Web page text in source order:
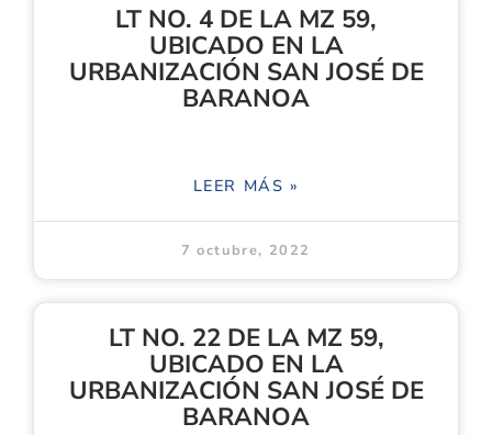
LT NO. 4 DE LA MZ 59,
UBICADO EN LA
URBANIZACIÓN SAN JOSÉ DE
BARANOA
LEER MÁS »
7 octubre, 2022
LT NO. 22 DE LA MZ 59,
UBICADO EN LA
URBANIZACIÓN SAN JOSÉ DE
BARANOA